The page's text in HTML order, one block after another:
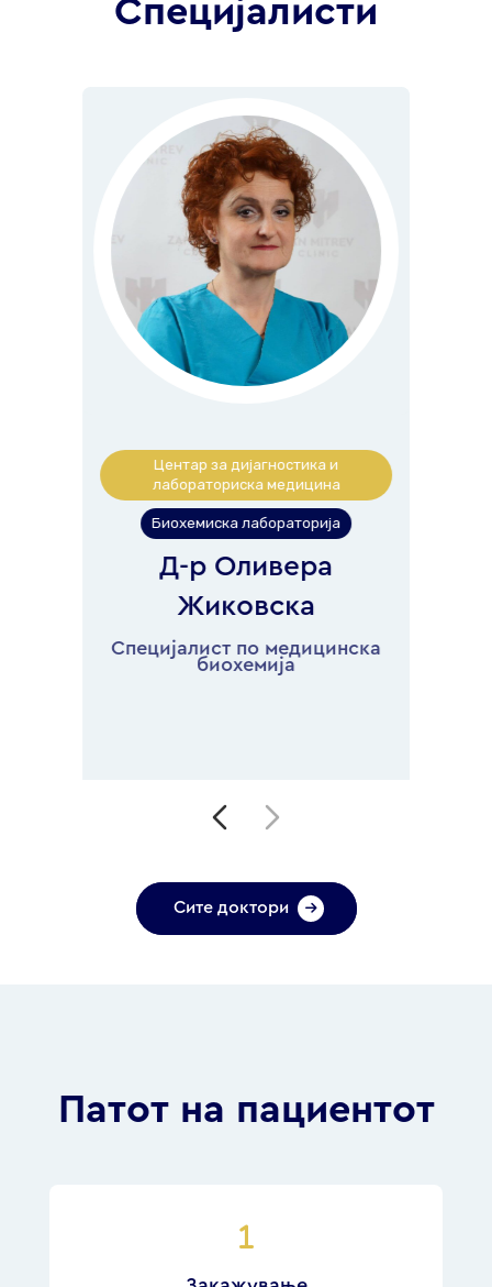
Специјалисти
Центар за дијагностика и
лабораториска медицина
Биохемиска лабораторија
Д-р Оливера
Жиковска
Специјалист по медицинска
биохемија
Сите доктори
Патот на пациентот